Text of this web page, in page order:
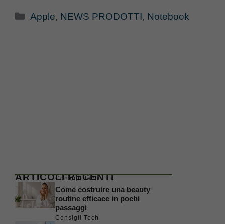
Categorie
Apple, NEWS PRODOTTI, Notebook
ARTICOLI RECENTI
Consigli Tech
Come costruire una beauty
routine efficace in pochi
passaggi
Consigli Tech